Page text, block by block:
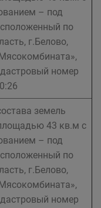
– под
по
г.Белово,
номер
земель
43 кв.м с
– под
по
г.Белово,
номер